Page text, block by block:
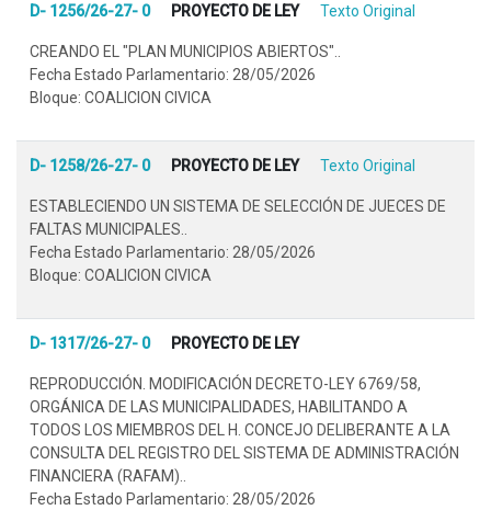
D- 1256/26-27- 0 PROYECTO DE LEY Texto Original
CREANDO EL "PLAN MUNICIPIOS ABIERTOS"..
Fecha Estado Parlamentario: 28/05/2026
Bloque: COALICION CIVICA
D- 1258/26-27- 0 PROYECTO DE LEY Texto Original
ESTABLECIENDO UN SISTEMA DE SELECCIÓN DE JUECES DE
FALTAS MUNICIPALES..
Fecha Estado Parlamentario: 28/05/2026
Bloque: COALICION CIVICA
D- 1317/26-27- 0 PROYECTO DE LEY
REPRODUCCIÓN. MODIFICACIÓN DECRETO-LEY 6769/58,
ORGÁNICA DE LAS MUNICIPALIDADES, HABILITANDO A
TODOS LOS MIEMBROS DEL H. CONCEJO DELIBERANTE A LA
CONSULTA DEL REGISTRO DEL SISTEMA DE ADMINISTRACIÓN
FINANCIERA (RAFAM)..
Fecha Estado Parlamentario: 28/05/2026